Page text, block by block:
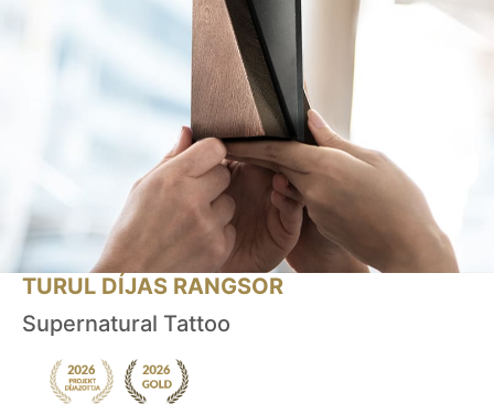
TURUL DÍJAS RANGSOR
Supernatural Tattoo